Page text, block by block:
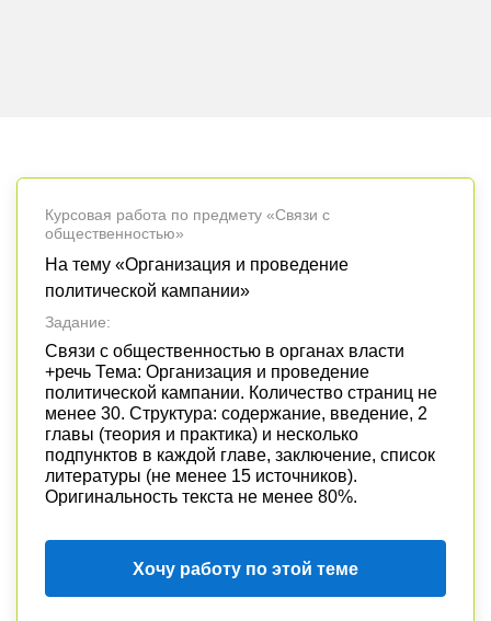
Курсовая работа по предмету «Связи с
общественностью»
На тему «Организация и проведение
политической кампании»
Задание:
Связи с общественностью в органах власти
+речь Тема: Организация и проведение
политической кампании. Количество страниц не
менее 30. Структура: содержание, введение, 2
главы (теория и практика) и несколько
подпунктов в каждой главе, заключение, список
литературы (не менее 15 источников).
Оригинальность текста не менее 80%.
Хочу работу по этой теме